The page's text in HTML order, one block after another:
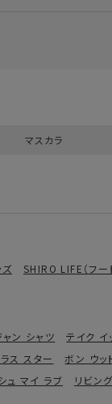
マスカラ
ズ SHIRO LIFE（フー
ャン シャツ
テイク イ
ス スター ボン ウッ
ュ マイ ラブ リビン